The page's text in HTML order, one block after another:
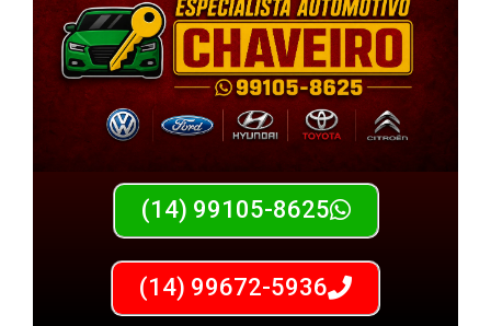
(14) 99105-8625
(14) 99672-5936